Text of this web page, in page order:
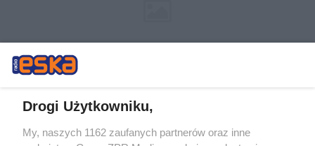
Drogi Użytkowniku,
My, naszych 1162 zaufanych partnerów oraz inne